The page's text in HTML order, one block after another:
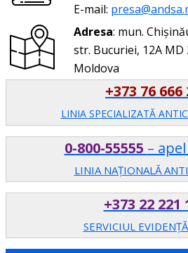
E-mail:
Adresa: mun.
str. Bucuriei, 12A MD
Moldova
+373 76 666
LINIA SPECIALIZATĂ
0-800-55555 –
LINIA NAȚIONALĂ
+373 22 221
SERVICIUL